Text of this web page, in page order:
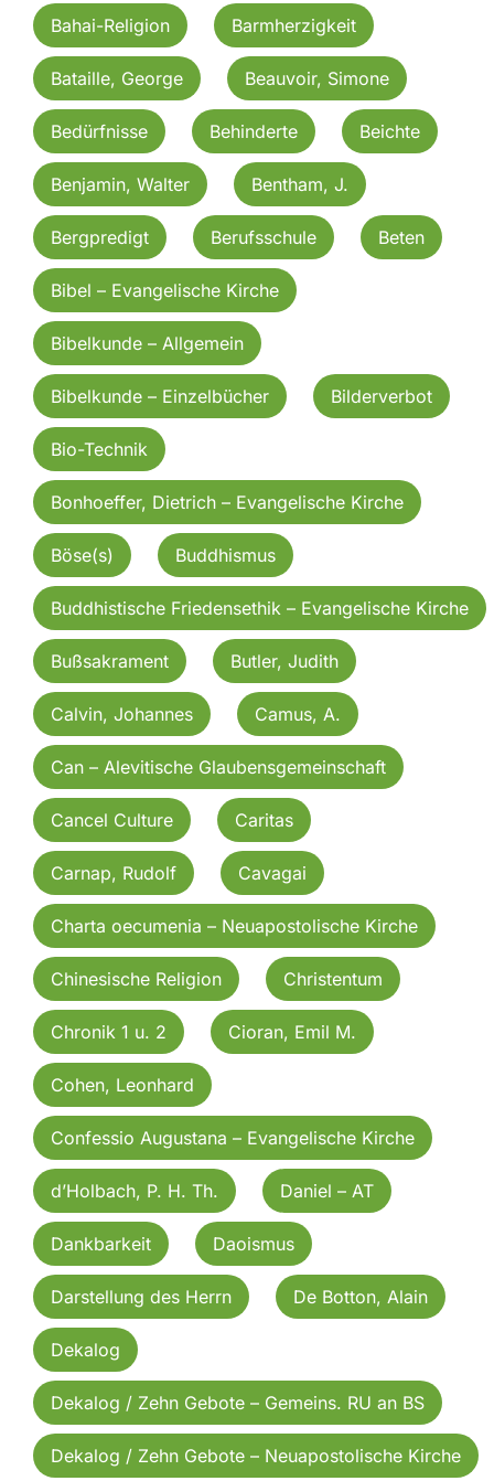
Bahai-Religion Barmherzigkeit
Bataille, George Beauvoir, Simone
Bedürfnisse Behinderte Beichte
Benjamin, Walter Bentham, J.
Bergpredigt Berufsschule Beten
Bibel – Evangelische Kirche
Bibelkunde – Allgemein
Bibelkunde – Einzelbücher Bilderverbot
Bio-Technik
Bonhoeffer, Dietrich – Evangelische Kirche
Böse(s) Buddhismus
Buddhistische Friedensethik – Evangelische Kirche
Bußsakrament Butler, Judith
Calvin, Johannes Camus, A.
Can – Alevitische Glaubensgemeinschaft
Cancel Culture Caritas
Carnap, Rudolf Cavagai
Charta oecumenia – Neuapostolische Kirche
Chinesische Religion Christentum
Chronik 1 u. 2 Cioran, Emil M.
Cohen, Leonhard
Confessio Augustana – Evangelische Kirche
d’Holbach, P. H. Th. Daniel – AT
Dankbarkeit Daoismus
Darstellung des Herrn De Botton, Alain
Dekalog
Dekalog / Zehn Gebote – Gemeins. RU an BS
Dekalog / Zehn Gebote – Neuapostolische Kirche